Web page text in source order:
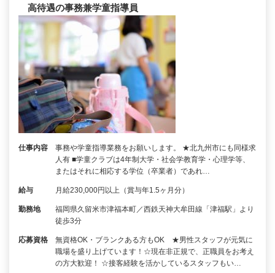
高待遇の事務兼学童指導員
仕事内容
事務や学童指導業務をお願いします。 ★北九州市にも同様求
人有 ■学童クラブは4年制大学・社会学教育学・心理学等、
またはそれに相応する学位（卒業者）であれ…
給与 月給230,000円以上（賞与年1.5ヶ月分）
勤務地
福岡県久留米市津福本町／西鉄天神大牟田線「津福駅」より
徒歩3分
応募資格
無資格OK・ブランクある方もOK ★男性スタッフが元気に
職場を盛り上げています！☆現在非正規で、正職員をお考え
の方大歓迎！ ☆接客経験を活かしているスタッフもい…